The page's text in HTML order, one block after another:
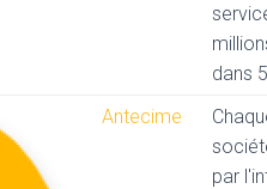
dans
Antecime
par